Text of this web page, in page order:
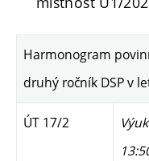
Harmonogram
druhý ročník DSP v
ÚT 17/2